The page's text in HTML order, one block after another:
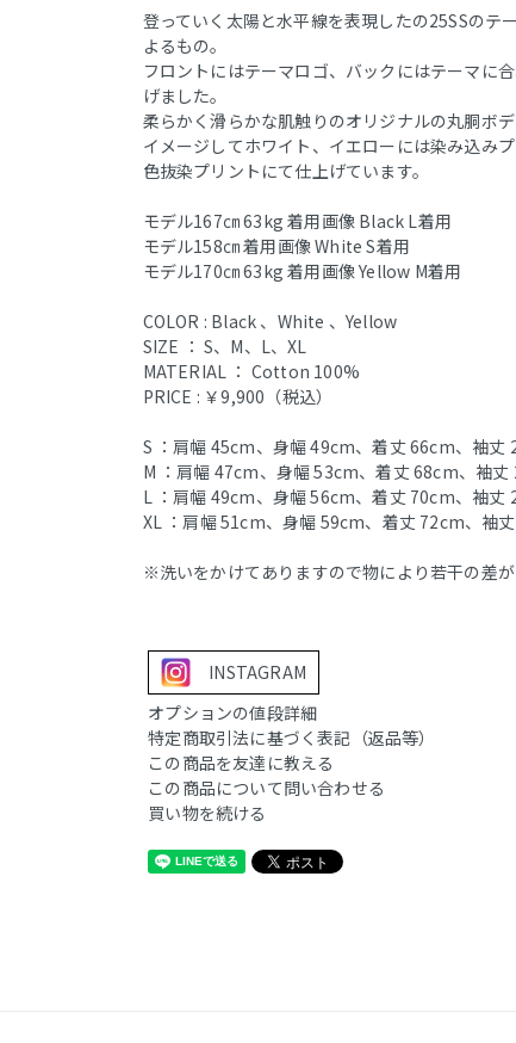
登っていく太陽と水平線を表現したの25SSのテ
よるもの。
フロントにはテーマロゴ、バックにはテーマに
げました。
柔らかく滑らかな肌触りのオリジナルの丸胴ボ
イメージしてホワイト、イエローには染み込み
色抜染プリントにて仕上げています。
モデル167㎝ 63kg 着用画像 Black L着用
モデル158㎝ 着用画像 White S着用
モデル170㎝ 63kg 着用画像 Yellow M着用
COLOR : Black 、White 、Yellow
SIZE ： S、M、L、XL
MATERIAL ： Cotton 100%
PRICE : ￥9,900（税込）
S ：肩幅 45cm、身幅 49cm、着丈 66cm、袖丈
M ：肩幅 47cm、身幅 53cm、着丈 68cm、袖丈
L ：肩幅 49cm、身幅 56cm、着丈 70cm、袖丈
XL ：肩幅 51cm、身幅 59cm、着丈 72cm、袖
※洗いをかけてありますので物により若干の差が
INSTAGRAM
オプションの値段詳細
特定商取引法に基づく表記（返品等）
この商品を友達に教える
この商品について問い合わせる
買い物を続ける